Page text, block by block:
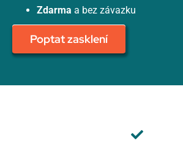
Zdarma a bez závazku
Poptat zasklení